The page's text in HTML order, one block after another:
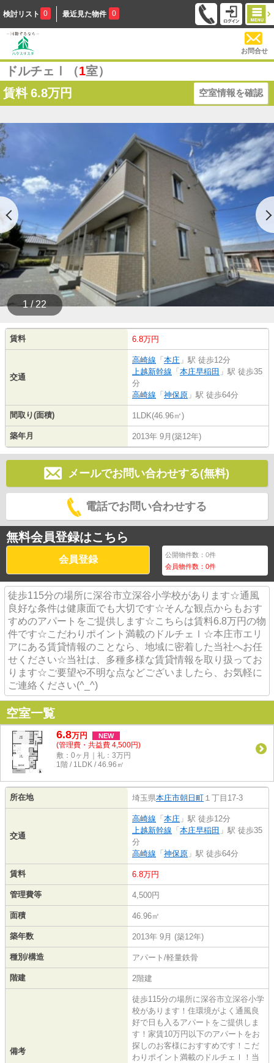
検討リスト 0 最近見た物件 0
お問合せ
ドルチェⅠ（1室）
賃料 6.8万円 空室情報を確認
1 / 22
賃料 6.8万円
交通
高崎線 「 本庄 」駅 徒歩12分
上越新幹線 「 本庄早稲田 」駅 徒歩35
分
高崎線 「 神保原 」駅 徒歩64分
間取り(面積) 1LDK(46.96㎡)
築年月 2013年 9月(築12年)
メールでお問い合わせする(無料)
電話でお問い合わせする
無料会員登録はこちら
会員登録 公開物件数：0件
会員物件数：0件
徒歩115分の場所に深谷市立深谷小学校があります☆通風
良好な条件は健康面でも大切です☆そんな観点からもおす
すめのアパートをご提供します☆こちらは賃料6.8万円の物
件です☆こだわりポイント満載のドルチェⅠ☆本庄市エリ
アにある賃貸情報のことなら、地域に密着した当社へお任
せください☆当社は、多種多様な賃貸情報を取り扱ってお
ります☆ご要望や不明な点などございましたら、お気軽に
ご連絡ください(^_^)
空室一覧
6.8万円 NEW
(管理費・共益費 4,500円)
敷：0ヶ月｜礼：3万円
1階 / 1LDK / 46.96㎡
所在地 埼玉県本庄市朝日町 １丁目17-3
交通
高崎線 「 本庄 」駅 徒歩12分
上越新幹線 「 本庄早稲田 」駅 徒歩35
分
高崎線 「 神保原 」駅 徒歩64分
賃料 6.8万円
管理費等 4,500円
面積 46.96㎡
築年数 2013年 9月 (築12年)
種別/構造 アパート/軽量鉄骨
階建 2階建
備考
徒歩115分の場所に深谷市立深谷小学
校があります！住環境がよく通風良
好で日も入るアパートをご提供しま
す！家賃10万円以下のアパートをお
探しのお客様におすすめです！こだ
わりポイント満載のドルチェⅠ！当